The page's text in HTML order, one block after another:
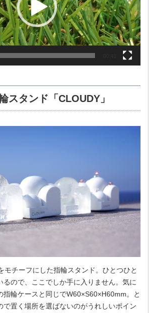
スタンド「CLOUDY」
モチーフにした指輪スタンド。ひとつひと
るので、ここでしか手に入りません。気に
指輪ケースと同じでW60×S60×H60mm。と
で置く場所を選ばないのがうれしいポイン